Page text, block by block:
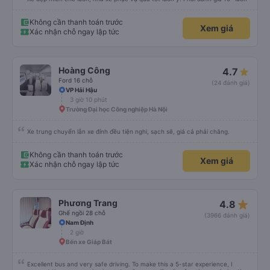
Không cần thanh toán trước
Xác nhận chỗ ngay lập tức
Xem giá
Hoàng Công
Ford 16 chỗ
4.7
(24 đánh giá)
VP Hải Hậu
3 giờ 10 phút
Trường Đại học Công nghiệp Hà Nội
Xe trung chuyển lẫn xe đính đều tiện nghi, sạch sẽ, giá cả phải chăng.
Không cần thanh toán trước
Xác nhận chỗ ngay lập tức
Xem giá
Phương Trang
Ghế ngồi 28 chỗ
4.8 star_rate
(3966 đánh giá)
Nam Định
2 giờ
Bến xe Giáp Bát
Excellent bus and very safe driving. To make this a 5-star experience, I